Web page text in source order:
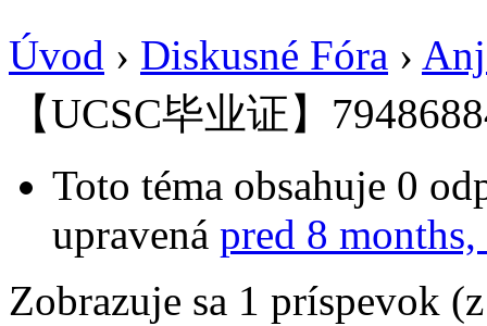
Úvod › Diskusné Fóra ›
【UCSC毕业证】
Toto téma obsahuje 0
upravená pred 8 months,
Zobrazuje sa 1 príspevok